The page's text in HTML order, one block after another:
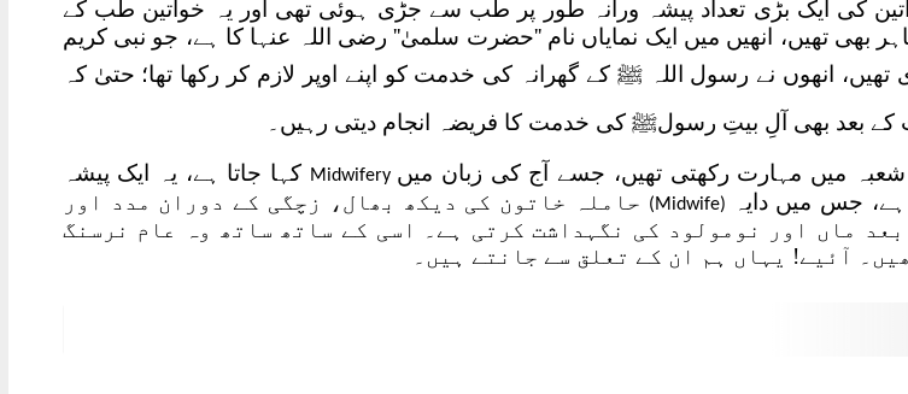
کی ایک بڑی تعداد پیشہ ورانہ طور پر طب سے جڑی ہوئی تھی اور یہ خواتین طب کے
بھی تھیں، انھیں میں ایک نمایاں نام ''حضرت سلمیٰ'' رضی اللہ عنہا کا ہے، جو نبی کریم
انھوں نے رسول اللہ ﷺ کے گھرانہ کی خدمت کو اپنے اوپر لازم کر رکھا تھا؛ حتیٰ کہ
بعد بھی آلِ بیتِ رسولﷺ کی خدمت کا فریضہ انجام دیتی رہیں۔
شعبہ میں مہارت رکھتی تھیں، جسے آج کی زبان میں Midwifery
کہا جاتا ہے، یہ ایک پیشہ
جس میں دایہ
(Midwife)
حاملہ خاتون کی دیکھ بھال، زچگی کے دوران مدد اور
ماں اور نومولود کی نگہداشت کرتی ہے۔ اسی کے ساتھ ساتھ وہ عام نرسنگ
آئیے! یہاں ہم ان کے تعلق سے جانتے ہیں۔